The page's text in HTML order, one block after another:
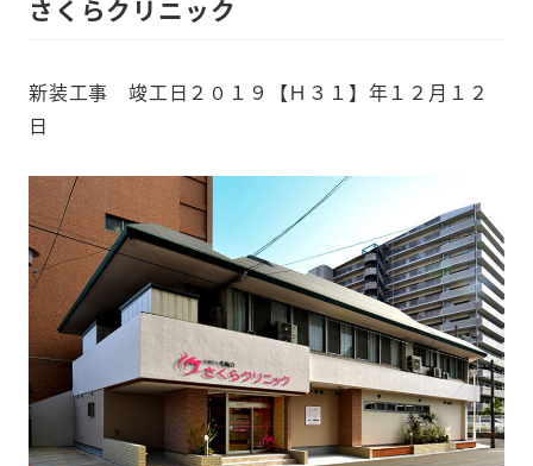
さくらクリニック
新装工事 竣工日２０１９【Ｈ３１】年１２月１２
日